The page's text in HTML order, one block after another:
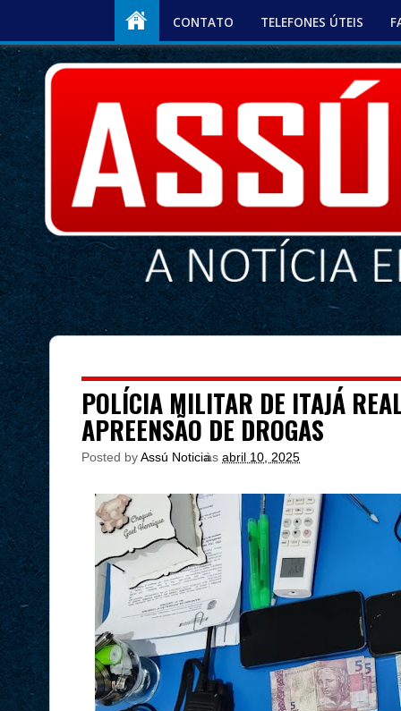
CONTATO TELEFONES ÚTEIS
POLÍCIA MILITAR DE ITAJÁ
APREENSÃO DE DROGAS
Posted byAssú Noticia
às abril 10, 2025